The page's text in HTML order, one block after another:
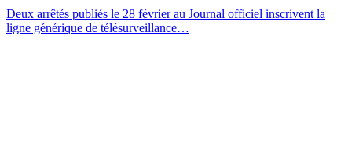
Deux arrêtés publiés le 28 février au Journal officiel inscrivent la
ligne générique de télésurveillance…